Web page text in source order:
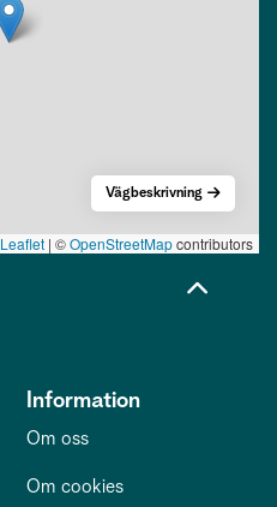
Leaflet | ©OpenStreetMapcontributors
Vägbeskrivning
Information
Om oss
Om cookies